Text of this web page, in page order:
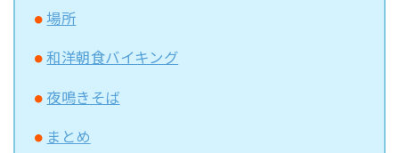
場所
和洋朝食バイキング
夜鳴きそば
まとめ